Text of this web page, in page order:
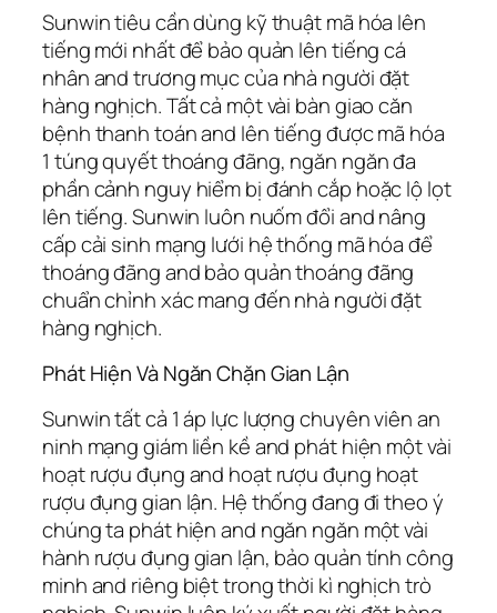
Sunwin tiêu cần dùng kỹ thuật mã hóa lên
tiếng mới nhất để bảo quản lên tiếng cá
nhân and trương mục của nhà người đặt
hàng nghịch. Tất cả một vài bàn giao căn
bệnh thanh toán and lên tiếng được mã hóa
1 túng quyết thoáng đãng, ngăn ngăn đa
phần cảnh nguy hiểm bị đánh cắp hoặc lộ lọt
lên tiếng. Sunwin luôn nuốm đổi and nâng
cấp cải sinh mạng lưới hệ thống mã hóa để
thoáng đãng and bảo quản thoáng đãng
chuẩn chỉnh xác mang đến nhà người đặt
hàng nghịch.
Phát Hiện Và Ngăn Chặn Gian Lận
Sunwin tất cả 1 áp lực lượng chuyên viên an
ninh mạng giám liền kề and phát hiện một vài
hoạt rượu đụng and hoạt rượu đụng hoạt
rượu đụng gian lận. Hệ thống đang đi theo ý
chúng ta phát hiện and ngăn ngăn một vài
hành rượu đụng gian lận, bảo quản tính công
minh and riêng biệt trong thời kì nghịch trò